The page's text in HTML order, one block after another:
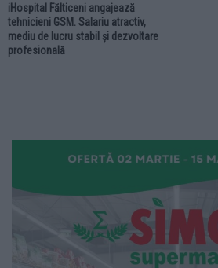
iHospital Fălticeni angajează
tehnicieni GSM. Salariu atractiv,
mediu de lucru stabil și dezvoltare
profesională